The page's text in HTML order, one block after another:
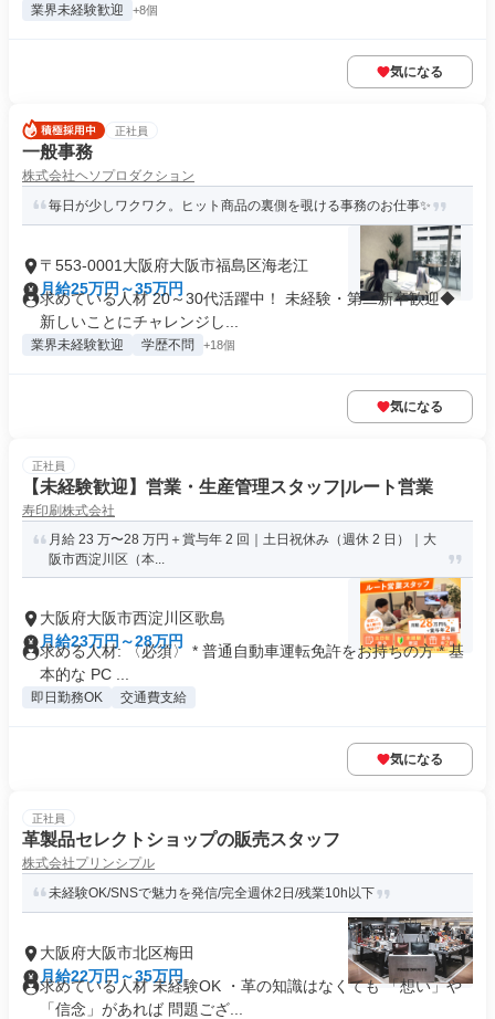
業界未経験歓迎 +8個
気になる
正社員
一般事務
株式会社ヘソプロダクション
毎日が少しワクワク。ヒット商品の裏側を覗ける事務のお仕事✨
〒553-0001大阪府大阪市福島区海老江
月給25万円～35万円
求めている人材 20～30代活躍中！ 未経験・第二新卒歓迎◆
新しいことにチャレンジし...
業界未経験歓迎 学歴不問 +18個
気になる
正社員
【未経験歓迎】営業・生産管理スタッフ|ルート営業
寿印刷株式会社
月給 23 万〜28 万円＋賞与年 2 回｜土日祝休み（週休 2 日）｜大
阪市西淀川区（本...
大阪府大阪市西淀川区歌島
月給23万円～28万円
求める人材: 〈必須〉 * 普通自動車運転免許をお持ちの方 * 基
本的な PC ...
即日勤務OK 交通費支給
気になる
正社員
革製品セレクトショップの販売スタッフ
株式会社プリンシプル
未経験OK/SNSで魅力を発信/完全週休2日/残業10h以下
大阪府大阪市北区梅田
月給22万円～35万円
求めている人材 未経験OK ・革の知識はなくても 「想い」や
「信念」があれば 問題ござ...